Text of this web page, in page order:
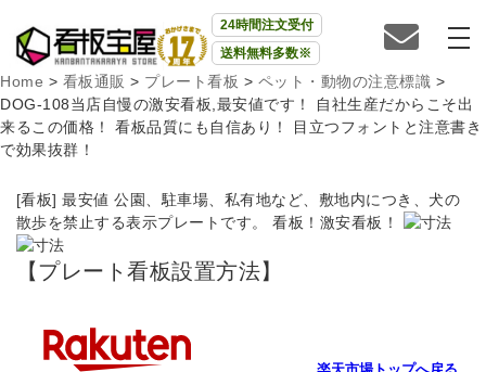
24時間注文受付
送料無料多数※
Home > 看板通販 > プレート看板 > ペット・動物の注意標識 >
DOG-108当店自慢の激安看板,最安値です！ 自社生産だからこそ出
来るこの価格！ 看板品質にも自信あり！ 目立つフォントと注意書き
で効果抜群！
[看板] 最安値 公園、駐車場、私有地など、敷地内につき、犬の
散歩を禁止する表示プレートです。 看板！激安看板！
【プレート看板設置方法】